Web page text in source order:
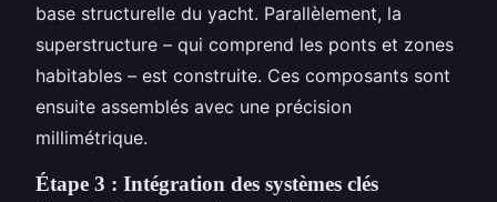
base structurelle du yacht. Parallèlement, la
superstructure – qui comprend les ponts et zones
habitables – est construite. Ces composants sont
ensuite assemblés avec une précision
millimétrique.
Étape 3 : Intégration des systèmes clés